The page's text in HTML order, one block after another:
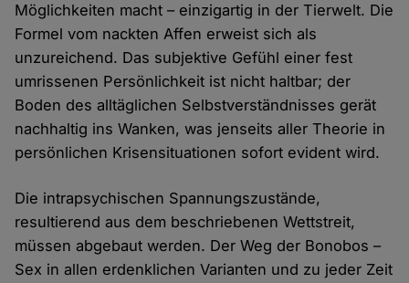
Möglichkeiten macht – einzigartig in der Tierwelt. Die
Formel vom nackten Affen erweist sich als
unzureichend. Das subjektive Gefühl einer fest
umrissenen Persönlichkeit ist nicht haltbar; der
Boden des alltäglichen Selbstverständnisses gerät
nachhaltig ins Wanken, was jenseits aller Theorie in
persönlichen Krisensituationen sofort evident wird.
Die intrapsychischen Spannungszustände,
resultierend aus dem beschriebenen Wettstreit,
müssen abgebaut werden. Der Weg der Bonobos –
Sex in allen erdenklichen Varianten und zu jeder Zeit